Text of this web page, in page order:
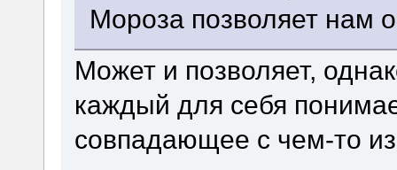
Мороза позволяет нам
Может и позволяет,
каждый для себя
совпадающее с чем-то